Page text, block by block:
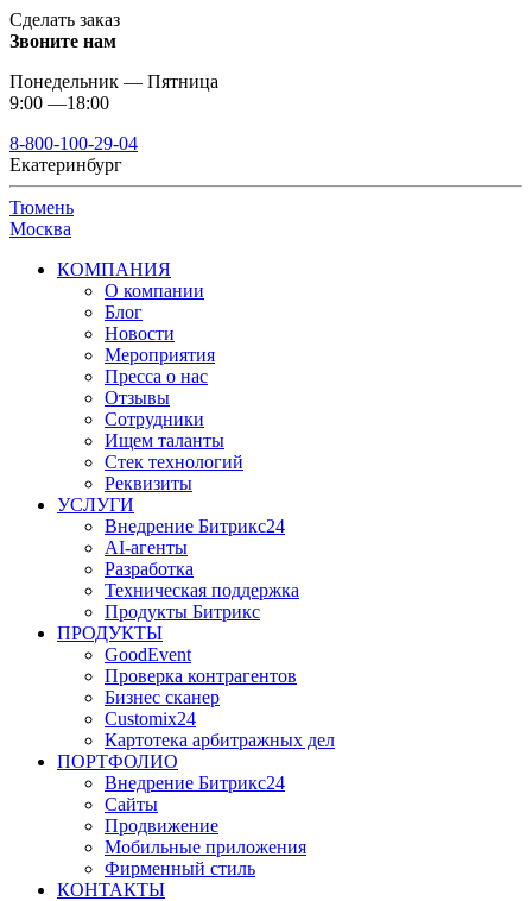
Сделать заказ
Звоните нам
Понедельник — Пятница
9:00 —18:00
8-800-100-29-04
Екатеринбург
Тюмень
Москва
КОМПАНИЯ
О компании
Блог
Новости
Мероприятия
Пресса о нас
Отзывы
Сотрудники
Ищем таланты
Стек технологий
Реквизиты
УСЛУГИ
Внедрение Битрикс24
AI-агенты
Разработка
Техническая поддержка
Продукты Битрикс
ПРОДУКТЫ
GoodEvent
Проверка контрагентов
Бизнес сканер
Customix24
Картотека арбитражных дел
ПОРТФОЛИО
Внедрение Битрикс24
Сайты
Продвижение
Мобильные приложения
Фирменный стиль
КОНТАКТЫ